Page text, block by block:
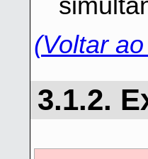
(Voltar
3.1.2.